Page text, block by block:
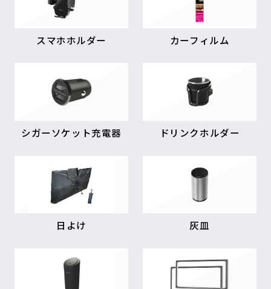
スマホホルダー カーフィルム
シガーソケット充電器 ドリンクホルダー
日よけ 灰皿